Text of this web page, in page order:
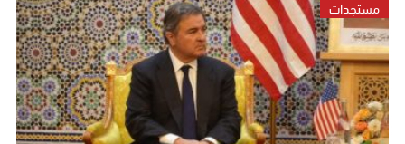
مستجدات